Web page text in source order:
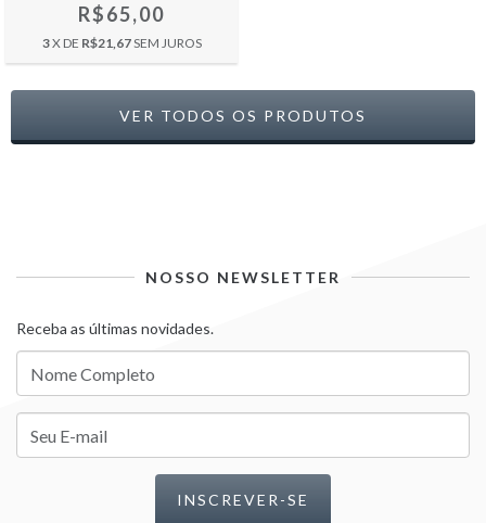
R$65,00
3X DE R$21,67SEM JUROS
VER TODOS OS PRODUTOS
NOSSO NEWSLETTER
Receba as últimas novidades.